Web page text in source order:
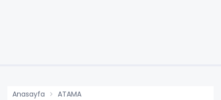
Anasayfa ATAMA